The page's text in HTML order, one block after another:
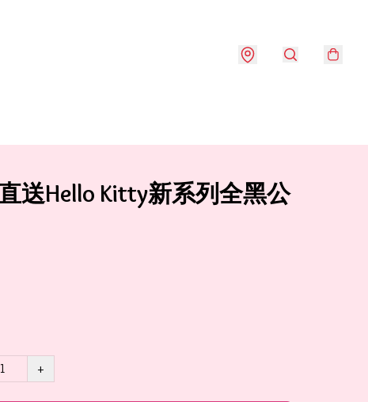
送Hello Kitty新系列全黑公
+